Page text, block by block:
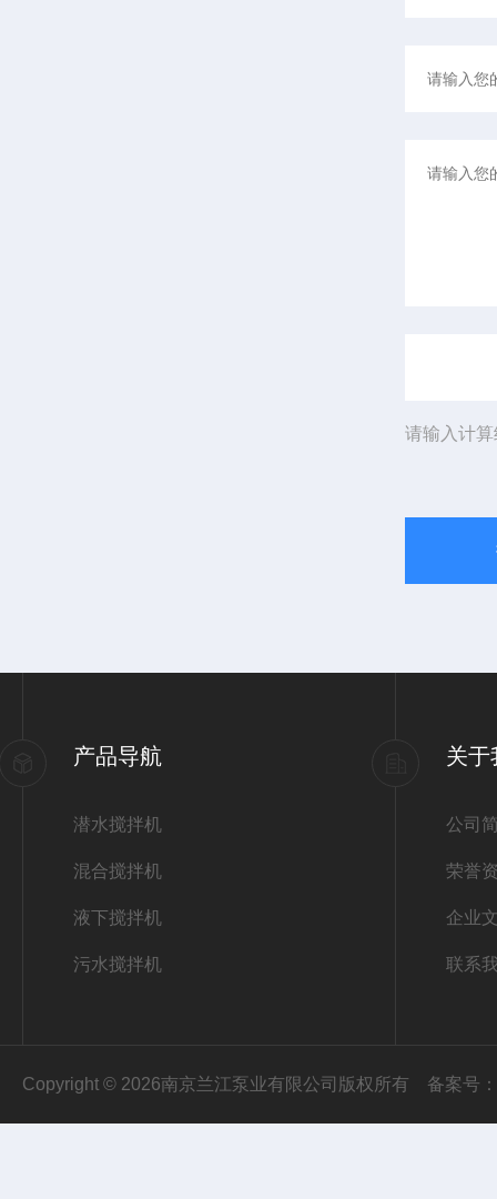
请输入计
产品导航
潜水搅拌机
混合搅拌机
液下搅拌机
污水搅拌机
关于
公司
荣誉
企业
联系
Copyright © 2026南京兰江泵业有限公司版权所有 备案号